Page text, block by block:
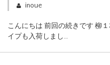
inoue
こんにちは 前回の続きです 柳
イプも入荷しまし…